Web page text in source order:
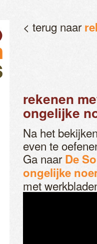
< terug naar
rekenen
ongelijke
Na het
even te
Ga naarDe
ongelijke
met